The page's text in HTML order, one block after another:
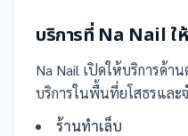
บริการที่ Na Nail ใ
Na Nail เปิดให้บริการด้า
บริการในพื้นที่ยโสธรและจั
ร้านทำเล็บ